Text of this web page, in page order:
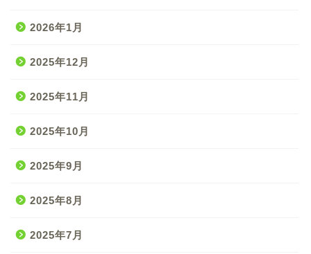
2026年1月
2025年12月
2025年11月
2025年10月
2025年9月
2025年8月
2025年7月